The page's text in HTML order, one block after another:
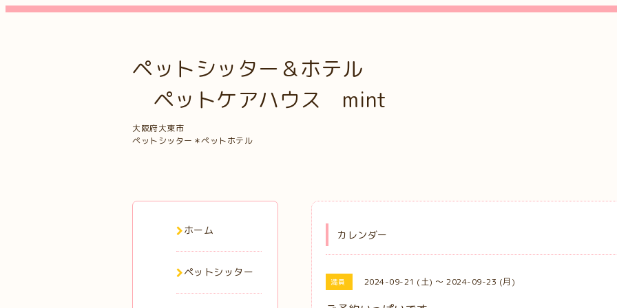
ペットシッター＆ホテル
ペットケアハウス mint
大阪府大東市
ペットシッター＊ペットホテル
カレンダー
満員 2024-09-21 (土) ～ 2024-09-23 (月)
ホーム
ペットシッター